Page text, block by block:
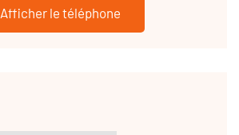
Afficher le téléphone